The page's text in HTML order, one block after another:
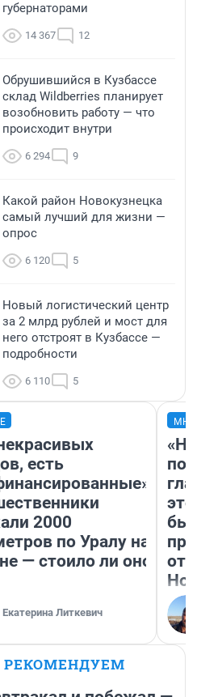
губернаторами
14 367 12
Обрушившийся в Кузбассе
склад Wildberries планирует
возобновить работу — что
происходит внутри
6 294 9
Какой район Новокузнецка
самый лучший для жизни —
опрос
6 120 5
Новый логистический центр
за 2 млрд рублей и мост для
него отстроят в Кузбассе —
подробности
6 110 5
есть
2000
по Уралу на
— стоило ли оно
Екатерина Литкевич
этого
бьет
РЕКОМЕНДУЕМ